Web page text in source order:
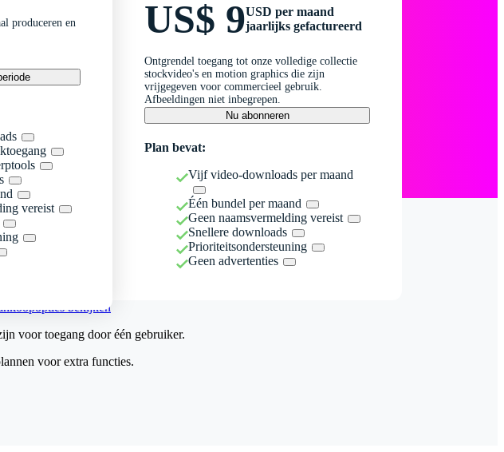
produceren en
vereist
US$ 9USD per maand
jaarlijks gefactureerd
Ontgrendel toegang tot onze volledige collectie
stockvideo's en motion graphics die zijn
vrijgegeven voor commercieel gebruik.
Afbeeldingen niet inbegrepen.
Nu abonneren
Plan bevat:
Vijf video-downloads per maand
Één bundel per maand
Geen naamsvermelding vereist
Snellere downloads
Prioriteitsondersteuning
Geen advertenties
bekijken
voor toegang door één gebruiker.
voor extra functies.